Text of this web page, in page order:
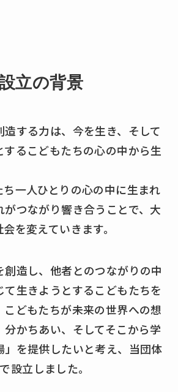
立の背景
する力は、今を生き、そして
るこどもたちの心の中から生
一人ひとりの心の中に生まれ
がつながり響き合うことで、大
を変えていきます。
造し、他者とのつながりの中
生きようとするこどもたちを
どもたちが未来の世界への想
分かちあい、そしてそこから学
」を提供したいと考え、当団体
設立しました。